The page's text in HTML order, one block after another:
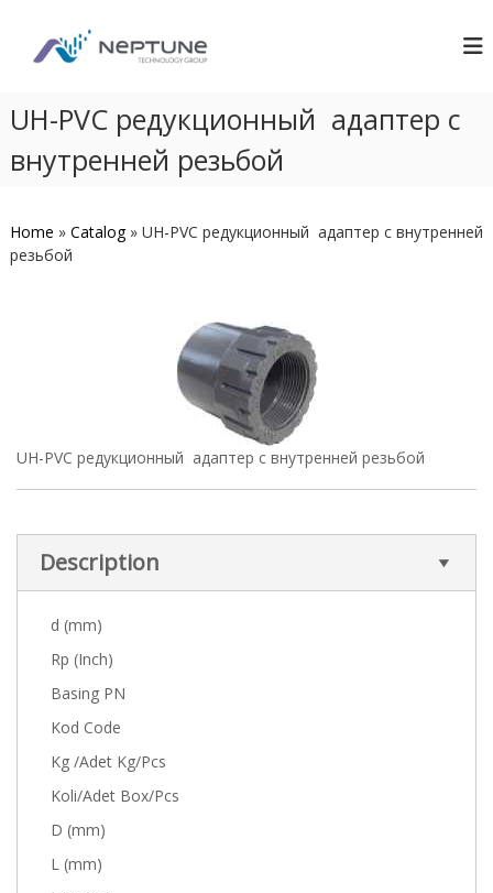
t
n
m
i
n
g
o
s
t
r
u
c
t
o
n
UH-PVC редукционный адаптер с
внутренней резьбой
Home » Catalog» UH-PVC редукционный адаптер с внутренней
резьбой
UH-PVC редукционный адаптер с внутренней резьбой
Description
d (mm)
Rp (Inch)
Basing PN
Kod Code
Kg /Adet Kg/Pcs
Koli/Adet Box/Pcs
D (mm)
L (mm)